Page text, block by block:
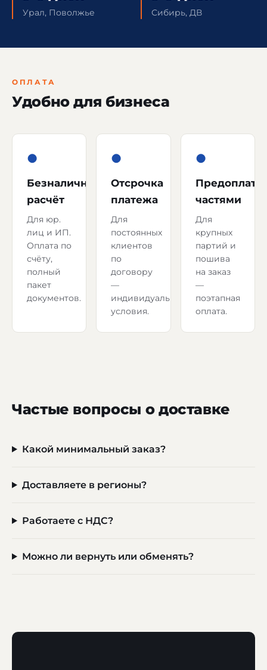
Урал, Поволжье Сибирь, ДВ
ОПЛАТА
Удобно для бизнеса
●
Безналичный
расчёт
Для юр.
лиц и ИП.
Оплата по
счёту,
полный
пакет
документов.
●
Отсрочка
платежа
Для
постоянных
клиентов
по
договору
—
индивидуальные
условия.
●
Предоплата
частями
Для
крупных
партий и
пошива
на заказ
—
поэтапная
оплата.
Частые вопросы о доставке
Какой минимальный заказ?
Доставляете в регионы?
Работаете с НДС?
Можно ли вернуть или обменять?